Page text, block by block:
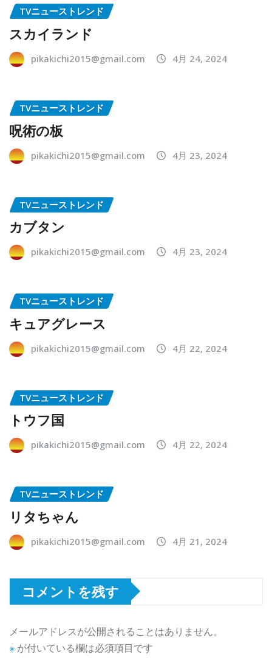
TVニューストレンド
スカイランド
pikakichi2015@gmail.com 4月 24, 2024
TVニューストレンド
呪術の板
pikakichi2015@gmail.com 4月 23, 2024
TVニューストレンド
カブタン
pikakichi2015@gmail.com 4月 23, 2024
TVニューストレンド
キュアグレース
pikakichi2015@gmail.com 4月 22, 2024
TVニューストレンド
トウフ国
pikakichi2015@gmail.com 4月 22, 2024
TVニューストレンド
リタちゃん
pikakichi2015@gmail.com 4月 21, 2024
コメントを残す
メールアドレスが公開されることはありません。
※ が付いている欄は必須項目です